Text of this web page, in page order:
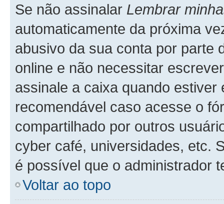
Se não assinalar Lembrar
automaticamente da próxima
abusivo da sua conta por parte
online e não necessitar
assinale a caixa quando
recomendável caso acesse o
compartilhado por outros
cyber café, universidades, etc.
é possível que o administrador
Voltar ao topo